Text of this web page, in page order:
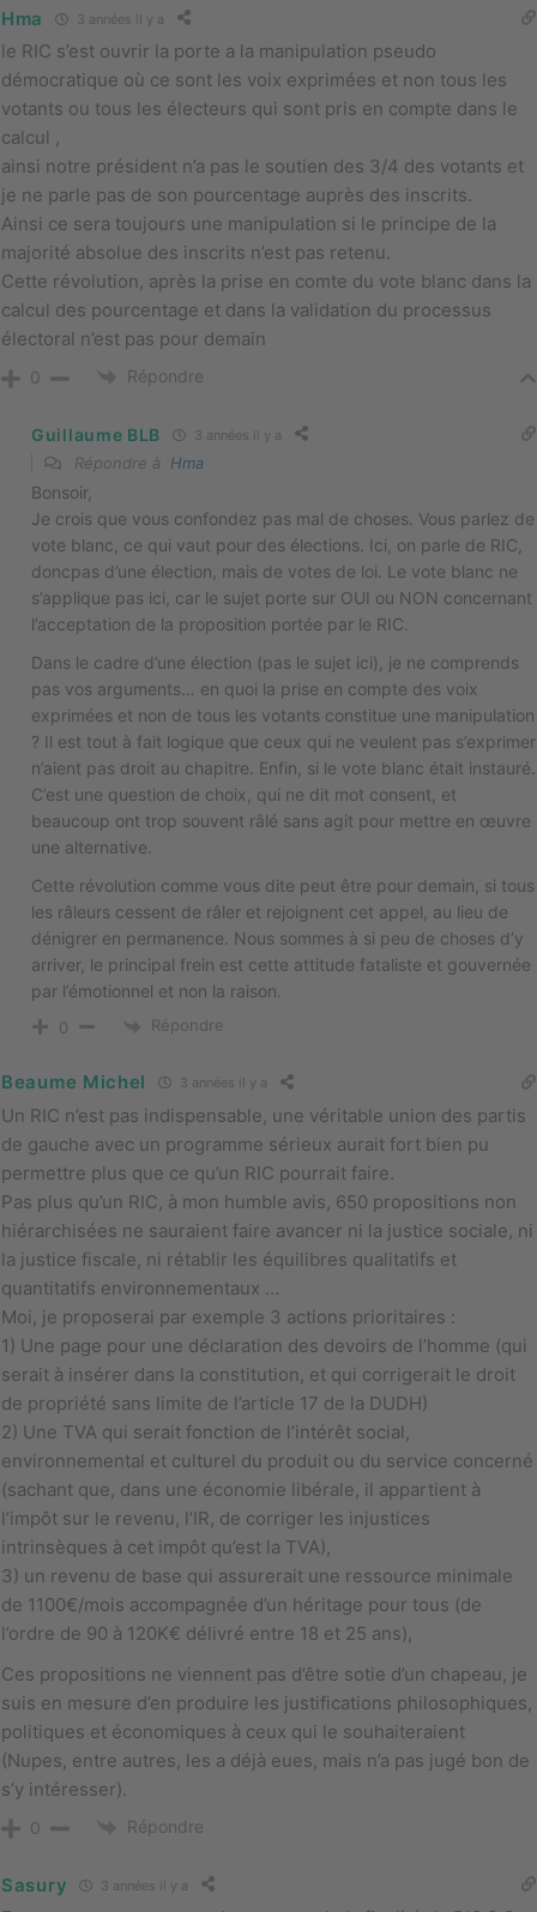
Hma 3 années il y a
le RIC s’est ouvrir la porte a la manipulation pseudo
démocratique où ce sont les voix exprimées et non tous les
votants ou tous les électeurs qui sont pris en compte dans le
calcul ,
ainsi notre président n’a pas le soutien des 3/4 des votants et
je ne parle pas de son pourcentage auprès des inscrits.
Ainsi ce sera toujours une manipulation si le principe de la
majorité absolue des inscrits n’est pas retenu.
Cette révolution, après la prise en comte du vote blanc dans la
calcul des pourcentage et dans la validation du processus
électoral n’est pas pour demain
0 Répondre
Guillaume BLB 3 années il y a
Répondre à Hma
Bonsoir,
Je crois que vous confondez pas mal de choses. Vous parlez de
vote blanc, ce qui vaut pour des élections. Ici, on parle de RIC,
doncpas d’une élection, mais de votes de loi. Le vote blanc ne
s’applique pas ici, car le sujet porte sur OUI ou NON concernant
l’acceptation de la proposition portée par le RIC.
Dans le cadre d’une élection (pas le sujet ici), je ne comprends
pas vos arguments… en quoi la prise en compte des voix
exprimées et non de tous les votants constitue une manipulation
? Il est tout à fait logique que ceux qui ne veulent pas s’exprimer
n’aient pas droit au chapitre. Enfin, si le vote blanc était instauré.
C’est une question de choix, qui ne dit mot consent, et
beaucoup ont trop souvent râlé sans agit pour mettre en œuvre
une alternative.
Cette révolution comme vous dite peut être pour demain, si tous
les râleurs cessent de râler et rejoignent cet appel, au lieu de
dénigrer en permanence. Nous sommes à si peu de choses d’y
arriver, le principal frein est cette attitude fataliste et gouvernée
par l’émotionnel et non la raison.
0 Répondre
Beaume Michel 3 années il y a
Un RIC n’est pas indispensable, une véritable union des partis
de gauche avec un programme sérieux aurait fort bien pu
permettre plus que ce qu’un RIC pourrait faire.
Pas plus qu’un RIC, à mon humble avis, 650 propositions non
hiérarchisées ne sauraient faire avancer ni la justice sociale, ni
la justice fiscale, ni rétablir les équilibres qualitatifs et
quantitatifs environnementaux …
Moi, je proposerai par exemple 3 actions prioritaires :
1) Une page pour une déclaration des devoirs de l’homme (qui
serait à insérer dans la constitution, et qui corrigerait le droit
de propriété sans limite de l’article 17 de la DUDH)
2) Une TVA qui serait fonction de l’intérêt social,
environnemental et culturel du produit ou du service concerné
(sachant que, dans une économie libérale, il appartient à
l’impôt sur le revenu, l’IR, de corriger les injustices
intrinsèques à cet impôt qu’est la TVA),
3) un revenu de base qui assurerait une ressource minimale
de 1100€/mois accompagnée d’un héritage pour tous (de
l’ordre de 90 à 120K€ délivré entre 18 et 25 ans),
Ces propositions ne viennent pas d’être sotie d’un chapeau, je
suis en mesure d’en produire les justifications philosophiques,
politiques et économiques à ceux qui le souhaiteraient
(Nupes, entre autres, les a déjà eues, mais n’a pas jugé bon de
s’y intéresser).
0 Répondre
Sasury 3 années il y a